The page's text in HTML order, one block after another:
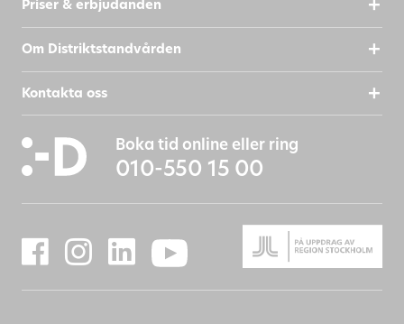
Priser & erbjudanden
Om Distriktstandvården
Kontakta oss
Boka tid online eller ring
010-550 15 00